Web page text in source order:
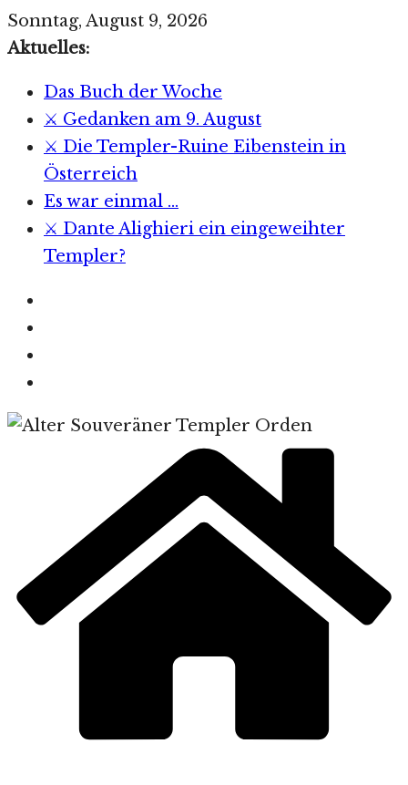
Zum
Inhalt
Sonntag, August 9, 2026
Aktuelles:
Das Buch der Woche
⚔️ Gedanken am 9. August
⚔️ Die Templer-Ruine Eibenstein in
Österreich
Es war einmal …
⚔️ Dante Alighieri ein eingeweihter
Templer?